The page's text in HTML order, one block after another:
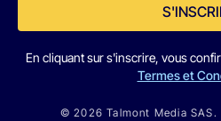
En cliquant sur s'inscrire, vous
Termes et
© 2026 Talmont Media